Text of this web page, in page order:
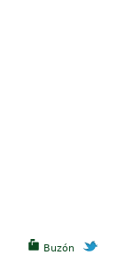
Buzón